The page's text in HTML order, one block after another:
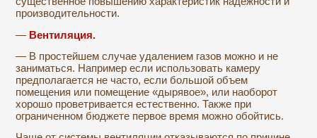
производительности.
— Вентиляция.
— В простейшем случае удалением газов можно и не
заниматься. Например если использовать камеру
предполагается не часто, если большой объем
помещения или помещение «дырявое», или наоборот
хорошо проветривается естественно. Также при
ограниченном бюджете первое время можно обойтись.